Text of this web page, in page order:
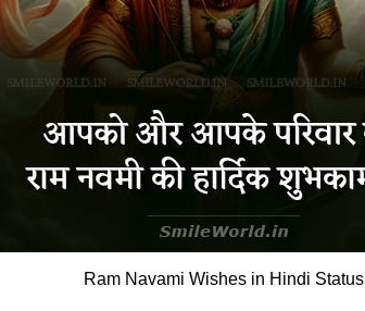
Ram Navami Wishes in Hindi Status